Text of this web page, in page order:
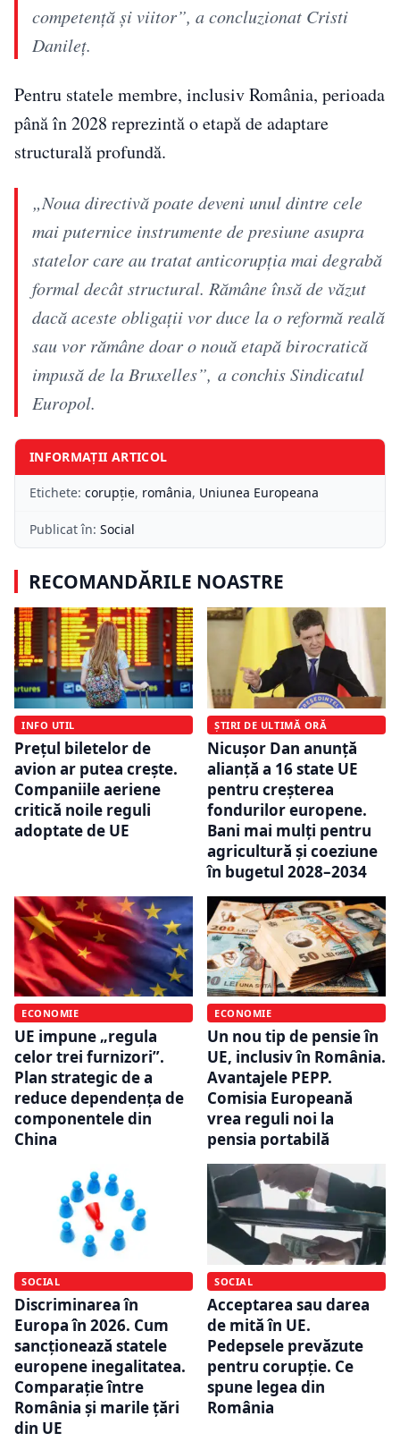
competență și viitor”, a concluzionat Cristi
Danileț.
Pentru statele membre, inclusiv România, perioada
până în 2028 reprezintă o etapă de adaptare
structurală profundă.
„Noua directivă poate deveni unul dintre cele
mai puternice instrumente de presiune asupra
statelor care au tratat anticorupția mai degrabă
formal decât structural. Rămâne însă de văzut
dacă aceste obligații vor duce la o reformă reală
sau vor rămâne doar o nouă etapă birocratică
impusă de la Bruxelles”, a conchis Sindicatul
Europol.
INFORMAȚII ARTICOL
Etichete: corupţie, românia, Uniunea Europeana
Publicat în: Social
RECOMANDĂRILE NOASTRE
INFO UTIL
Prețul biletelor de
avion ar putea crește.
Companiile aeriene
critică noile reguli
adoptate de UE
ȘTIRI DE ULTIMĂ ORĂ
Nicușor Dan anunță
alianță a 16 state UE
pentru creșterea
fondurilor europene.
Bani mai mulți pentru
agricultură și coeziune
în bugetul 2028–2034
ECONOMIE
UE impune „regula
celor trei furnizori”.
Plan strategic de a
reduce dependența de
componentele din
China
ECONOMIE
Un nou tip de pensie în
UE, inclusiv în România.
Avantajele PEPP.
Comisia Europeană
vrea reguli noi la
pensia portabilă
SOCIAL
Discriminarea în
Europa în 2026. Cum
sancționează statele
europene inegalitatea.
Comparație între
România și marile țări
din UE
SOCIAL
Acceptarea sau darea
de mită în UE.
Pedepsele prevăzute
pentru corupție. Ce
spune legea din
România